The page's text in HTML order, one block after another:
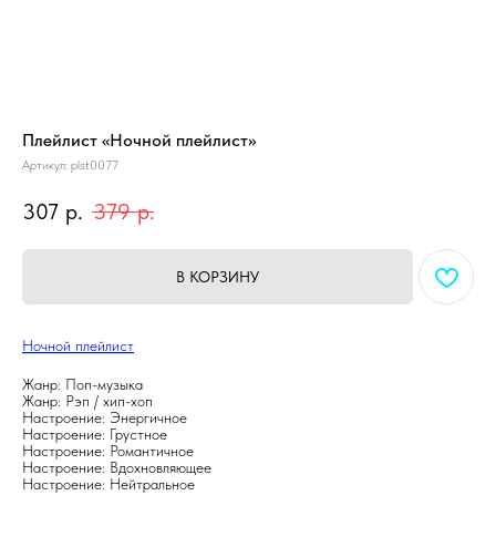
Плейлист «Ночной плейлист»
Артикул: plst0077
307 р. 379 р.
В КОРЗИНУ
Ночной плейлист
Жанр: Поп-музыка
Жанр: Рэп / хип-хоп
Настроение: Энергичное
Настроение: Грустное
Настроение: Романтичное
Настроение: Вдохновляющее
Настроение: Нейтральное